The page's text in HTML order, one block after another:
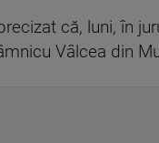
că, luni, în
Vâlcea din